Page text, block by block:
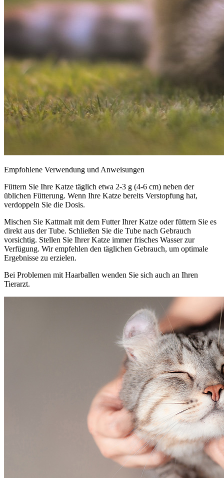
Empfohlene Verwendung und Anweisungen
Füttern Sie Ihre Katze täglich etwa 2-3 g (4-6 cm) neben der
üblichen Fütterung. Wenn Ihre Katze bereits Verstopfung hat,
verdoppeln Sie die Dosis.
Mischen Sie Kattmalt mit dem Futter Ihrer Katze oder füttern Sie es
direkt aus der Tube. Schließen Sie die Tube nach Gebrauch
vorsichtig. Stellen Sie Ihrer Katze immer frisches Wasser zur
Verfügung. Wir empfehlen den täglichen Gebrauch, um optimale
Ergebnisse zu erzielen.
Bei Problemen mit Haarballen wenden Sie sich auch an Ihren
Tierarzt.